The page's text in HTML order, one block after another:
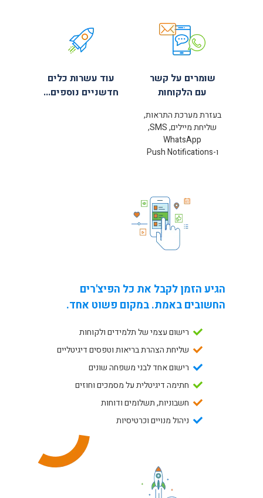
שומרים על קשר
עם הלקוחות
בעזרת מערכת התראות,
שליחת מיילים, SMS,
WhatsApp
ו-Push Notifications
עוד עשרות כלים
חדשניים נוספים...
הגיע הזמן לקבל את כל הפיצ'רים
החשובים באמת. במקום פשוט אחד.
רישום עצמי של תלמידים ולקוחות
שליחת הצהרת בריאות וטפסים דיגיטליים
רישום אחד לבני משפחה שונים
חתימה דיגיטלית על מסמכים וחוזים
חשבוניות, תשלומים ודוחות
ניהול מנויים וכרטיסיות